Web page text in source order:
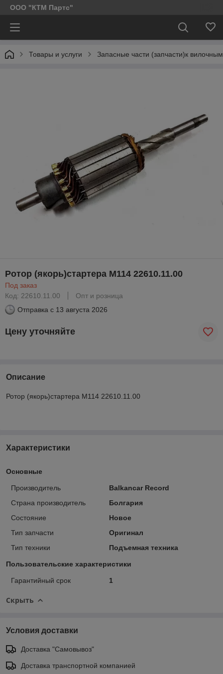
ООО "КТМ Партс"
Товары и услуги Запасные части (запчасти)к
Ротор (якорь)стартера М114 22610.11.00
Под заказ
Код: 22610.11.00
Опт и розница
Отправка с 13 августа 2026
Цену уточняйте
Описание
Ротор (якорь)стартера М114 22610.11.00
Характеристики
Основные
Производитель
Balkancar Record
Страна производитель
Болгария
Состояние
Новое
Тип запчасти
Оригинал
Тип техники
Подъемная техника
Пользовательские характеристики
Гарантийный срок 1
Скрыть
Условия доставки
Доставка "Самовывоз"
Доставка транспортной компанией